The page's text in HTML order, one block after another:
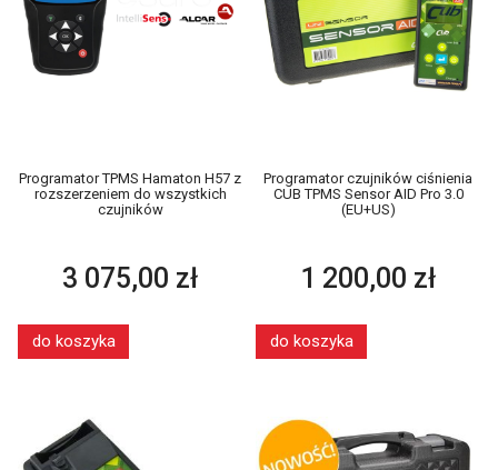
Programator TPMS Hamaton H57 z
rozszerzeniem do wszystkich
czujników
3 075,00 zł
do koszyka
Programator czujników ciśnienia
CUB TPMS Sensor AID Pro 3.0
(EU+US)
1 200,00 zł
do koszyka